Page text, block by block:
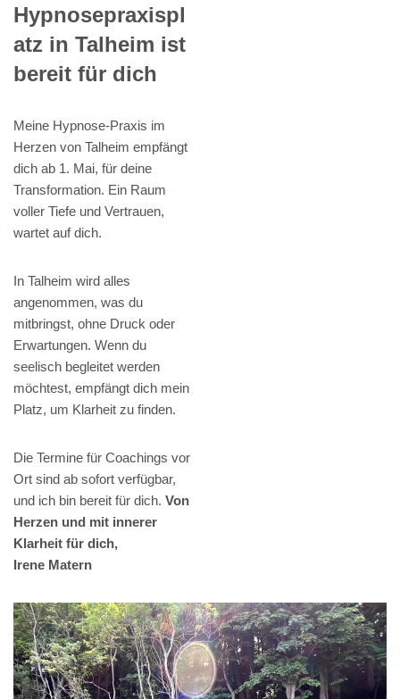
Hypnosepraxispl
atz in Talheim ist
bereit für dich
Meine Hypnose-Praxis im
Herzen von Talheim empfängt
dich ab 1. Mai, für deine
Transformation. Ein Raum
voller Tiefe und Vertrauen,
wartet auf dich.
In Talheim wird alles
angenommen, was du
mitbringst, ohne Druck oder
Erwartungen. Wenn du
seelisch begleitet werden
möchtest, empfängt dich mein
Platz, um Klarheit zu finden.
Die Termine für Coachings vor
Ort sind ab sofort verfügbar,
und ich bin bereit für dich. Von
Herzen und mit innerer
Klarheit für dich,
Irene Matern